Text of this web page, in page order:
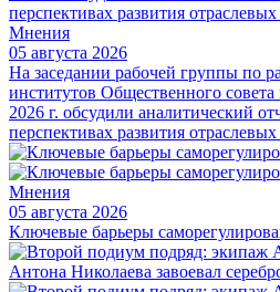
Мнения
05 августа 2026
На заседании рабочей группы по
институтов Общественного
2026 г. обсудили аналитический
перспективах развития отраслевых
Мнения
05 августа 2026
Ключевые барьеры